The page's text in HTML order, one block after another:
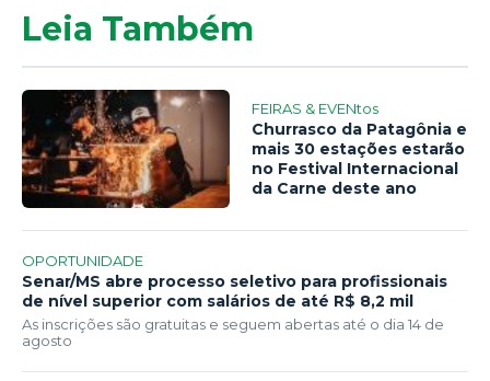
Leia Também
FEIRAS & EVENtos
Churrasco da Patagônia e
mais 30 estações estarão
no Festival Internacional
da Carne deste ano
OPORTUNIDADE
Senar/MS abre processo seletivo para profissionais
de nível superior com salários de até R$ 8,2 mil
As inscrições são gratuitas e seguem abertas até o dia 14 de
agosto